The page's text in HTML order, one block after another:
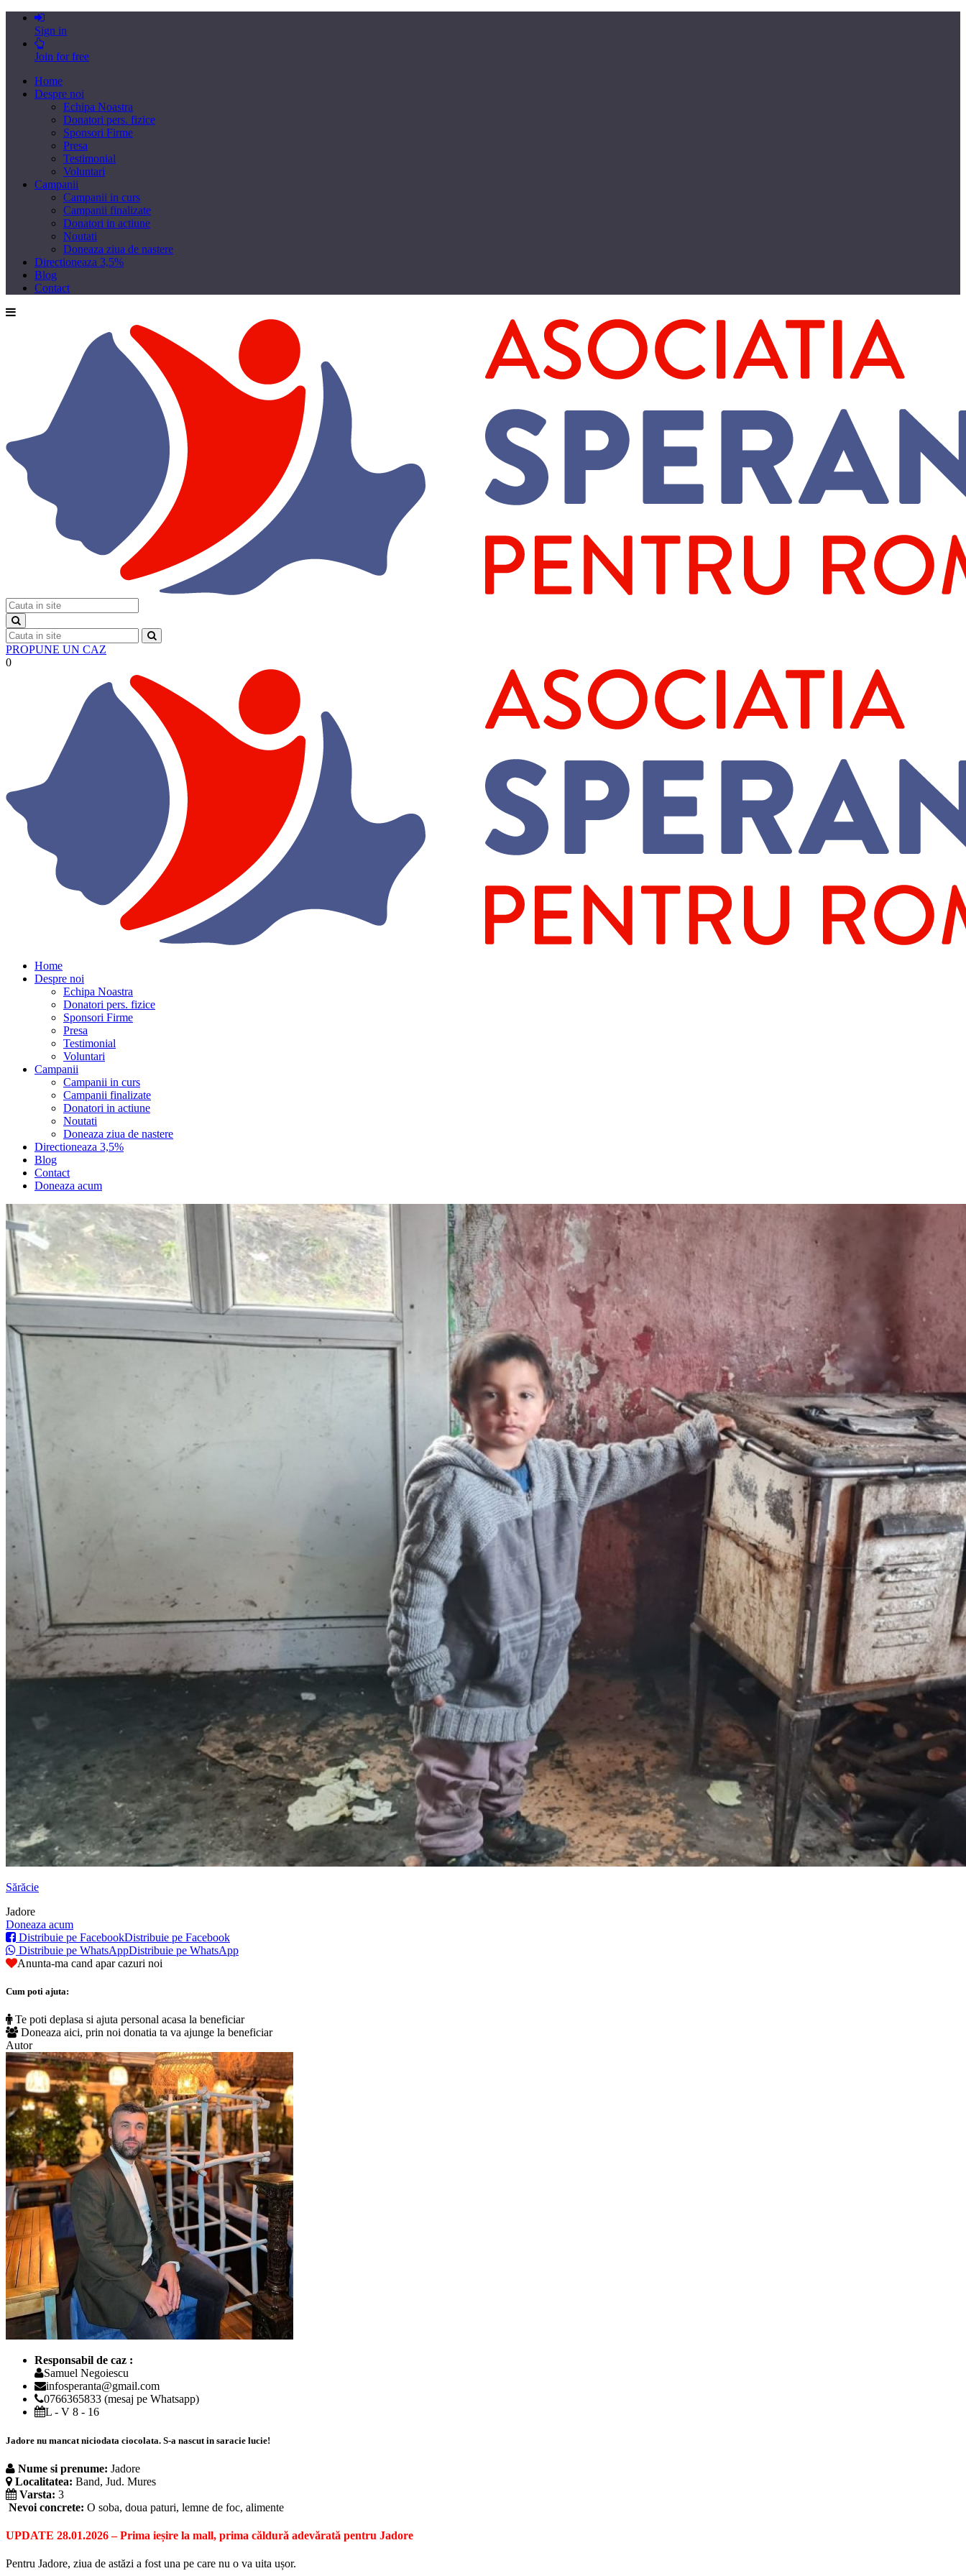
Sign in
Join for free
Home
Despre noi
Echipa Noastra
Donatori pers. fizice
Sponsori Firme
Presa
Testimonial
Voluntari
Campanii
Campanii in curs
Campanii finalizate
Donatori in actiune
Noutati
Doneaza ziua de nastere
Directioneaza 3,5%
Blog
Contact
PROPUNE UN CAZ
0
Home
Despre noi
Echipa Noastra
Donatori pers. fizice
Sponsori Firme
Presa
Testimonial
Voluntari
Campanii
Campanii in curs
Campanii finalizate
Donatori in actiune
Noutati
Doneaza ziua de nastere
Directioneaza 3,5%
Blog
Contact
Doneaza acum
Sărăcie
Jadore
Doneaza acum
Distribuie pe FacebookDistribuie pe Facebook
Distribuie pe WhatsAppDistribuie pe WhatsApp
Anunta-ma cand apar cazuri noi
Cum poti ajuta:
Te poti deplasa si ajuta personal acasa la beneficiar
Doneaza aici, prin noi donatia ta va ajunge la beneficiar
Autor
Responsabil de caz :
Samuel Negoiescu
infosperanta@gmail.com
0766365833 (mesaj pe Whatsapp)
L - V 8 - 16
Jadore nu mancat niciodata ciocolata. S-a nascut in saracie lucie!
Nume si prenume: Jadore
Localitatea: Band, Jud. Mures
Varsta: 3
Nevoi concrete: O soba, doua paturi, lemne de foc, alimente
UPDATE 28.01.2026 – Prima ieșire la mall, prima căldură adevărată pentru Jadore
Pentru Jadore, ziua de astăzi a fost una pe care nu o va uita ușor.